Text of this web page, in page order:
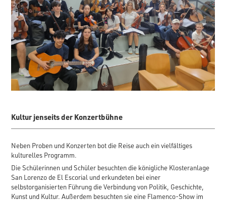
Kultur jenseits der Konzertbühne
Neben Proben und Konzerten bot die Reise auch ein vielfältiges
kulturelles Programm.
Die Schülerinnen und Schüler besuchten die königliche Klosteranlage
San Lorenzo de El Escorial und erkundeten bei einer
selbstorganisierten Führung die Verbindung von Politik, Geschichte,
Kunst und Kultur. Außerdem besuchten sie eine Flamenco-Show im